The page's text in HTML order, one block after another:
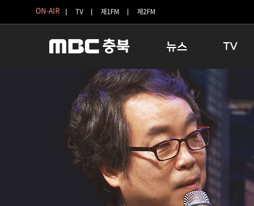
ON-AIR TV 제1FM 제2FM
뉴스
충청북도
충청북도 교육청
청주
충주
괴산
단양
보은
영동
TV
인생내컷
전국시대
시청자 FLEX
특집프로그램